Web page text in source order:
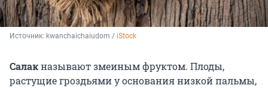
Источник: kwanchaichaiudom / iStock
Салакназывают змеиным фруктом. Плоды,
растущие гроздьями у основания низкой пальмы,